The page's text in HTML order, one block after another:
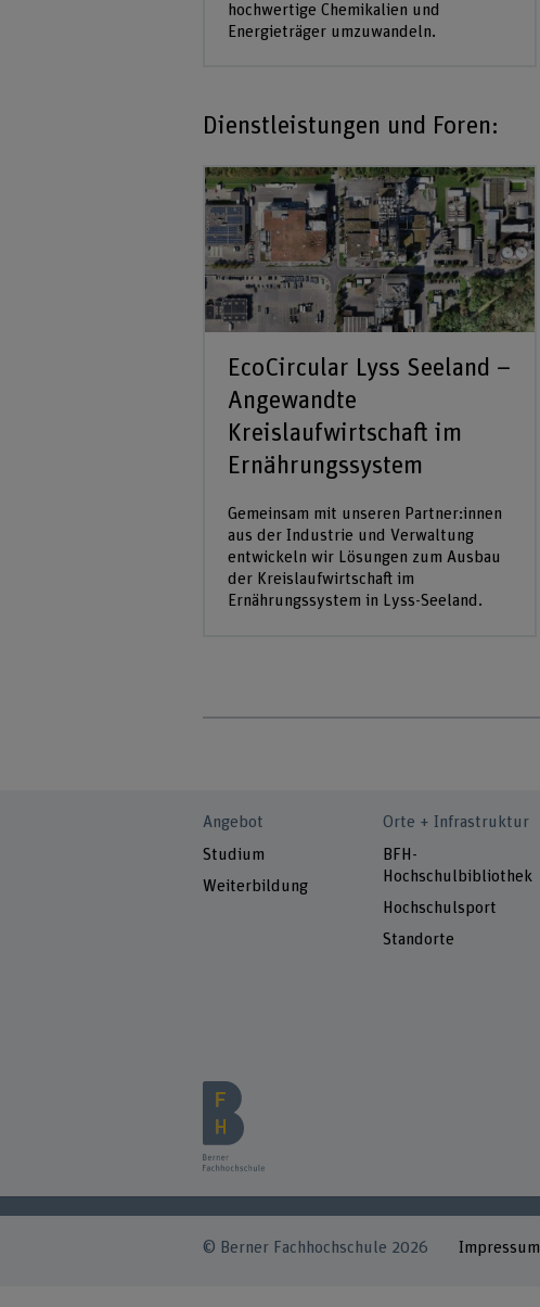
hochwertige Chemikalien und
Energieträger umzuwandeln.
Dienstleistungen und Foren:
EcoCircular Lyss Seeland –
Angewandte
Kreislaufwirtschaft im
Ernährungssystem
Gemeinsam mit unseren Partner:innen
aus der Industrie und Verwaltung
entwickeln wir Lösungen zum Ausbau
der Kreislaufwirtschaft im
Ernährungssystem in Lyss-Seeland.
Angebot
Studium
Weiterbildung
Orte + Infrastruktur
BFH-
Hochschulbibliothek
Hochschulsport
Standorte
© Berner Fachhochschule 2026 Impressum